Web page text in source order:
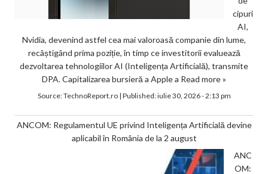
cipuri
AI,
Nvidia, devenind astfel cea mai valoroasă companie din lume,
recâștigând prima poziție, în timp ce investitorii evaluează
dezvoltarea tehnologiilor AI (Inteligența Artificială), transmite
DPA. Capitalizarea bursieră a Apple a Read more »
Source:TechnoReport.ro| Published:iulie 30, 2026 - 2:13 pm
ANCOM: Regulamentul UE privind Inteligența Artificială devine
aplicabil în România de la 2 august
ANC
OM: